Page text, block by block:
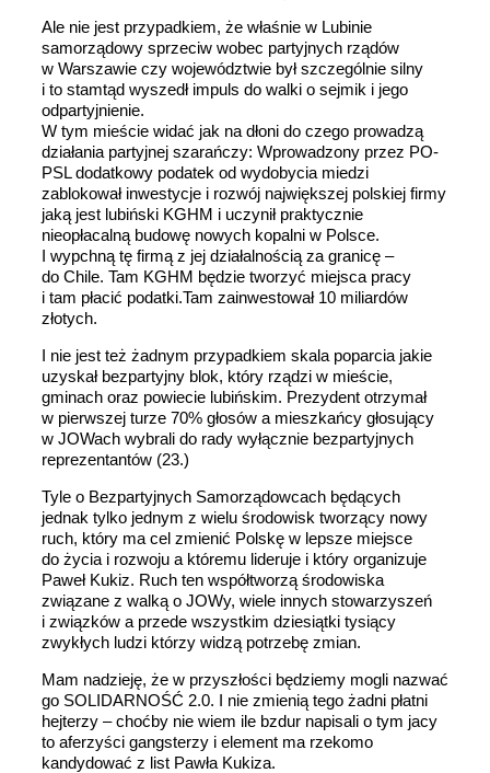
Ale nie jest przypadkiem, że właśnie w Lubinie
samorządowy sprzeciw wobec partyjnych rządów
w Warszawie czy województwie był szczególnie silny
i to stamtąd wyszedł impuls do walki o sejmik i jego
odpartyjnienie.
W tym mieście widać jak na dłoni do czego prowadzą
działania partyjnej szarańczy: Wprowadzony przez PO-
PSL dodatkowy podatek od wydobycia miedzi
zablokował inwestycje i rozwój największej polskiej firmy
jaką jest lubiński KGHM i uczynił praktycznie
nieopłacalną budowę nowych kopalni w Polsce.
I wypchną tę firmą z jej działalnością za granicę –
do Chile. Tam KGHM będzie tworzyć miejsca pracy
i tam płacić podatki.Tam zainwestował 10 miliardów
złotych.
I nie jest też żadnym przypadkiem skala poparcia jakie
uzyskał bezpartyjny blok, który rządzi w mieście,
gminach oraz powiecie lubińskim. Prezydent otrzymał
w pierwszej turze 70% głosów a mieszkańcy głosujący
w JOWach wybrali do rady wyłącznie bezpartyjnych
reprezentantów (23.)
Tyle o Bezpartyjnych Samorządowcach będących
jednak tylko jednym z wielu środowisk tworzący nowy
ruch, który ma cel zmienić Polskę w lepsze miejsce
do życia i rozwoju a któremu lideruje i który organizuje
Paweł Kukiz. Ruch ten współtworzą środowiska
związane z walką o JOWy, wiele innych stowarzyszeń
i związków a przede wszystkim dziesiątki tysiący
zwykłych ludzi którzy widzą potrzebę zmian.
Mam nadzieję, że w przyszłości będziemy mogli nazwać
go SOLIDARNOŚĆ 2.0. I nie zmienią tego żadni płatni
hejterzy – choćby nie wiem ile bzdur napisali o tym jacy
to aferzyści gangsterzy i element ma rzekomo
kandydować z list Pawła Kukiza.